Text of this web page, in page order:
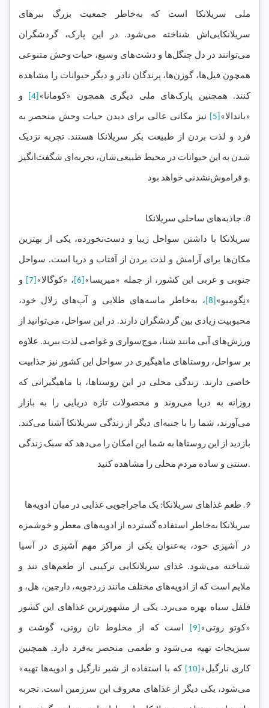
ملی سریلانکا است که به‌خاطر جمعیت بزرگ ببرهای
سریلانکایی‌اش شناخته می‌شود. در این پارک، گردشگران
می‌توانند در دل جنگل‌ها و دشت‌های وسیع، حیات وحش متنوعی
همچون فیل‌ها، گوزن‌ها، پرندگان نادر و دیگر حیوانات را مشاهده
کنند. همچنین پارک‌های ملی دیگری همچون «کومانا» و
«باندالا» نیز مکانی عالی برای دیدن حیات وحش منحصر به
فرد و لذت بردن از طبیعت بکر سریلانکا هستند. تجربه نزدیک
شدن به این حیوانات در محیط طبیعی‌شان، تجربه‌ای شگفت‌انگیز
و فراموش‌نشدنی خواهد بود.
8. جاذبه‌های ساحلی سریلانکا
سریلانکا با داشتن سواحل زیبا و دست‌نخورده، یکی از بهترین
مکان‌ها برای آرامش و لذت بردن از آفتاب و دریا است. سواحل
جنوبی و غربی این کشور، از جمله «میریسا» ، «کوگالا» و
«نِگومبو» ، به‌خاطر ماسه‌های طلایی و آب‌های زلال خود،
محبوبیت زیادی بین گردشگران دارند. در این سواحل، می‌توانید از
ورزش‌های آبی مانند شنا، موج‌سواری و غواصی لذت ببرید. علاوه
بر سواحل، روستاهای ماهیگیری در سواحل این کشور نیز جذابیت
خاصی دارند. زندگی محلی در این روستاها، با ماهیگیرانی که
روزانه به دریا می‌روند و محصولات تازه دریایی را به بازار
می‌آورند، شما را با جنبه‌ای دیگر از زندگی سریلانکا آشنا می‌کند.
بازدید از این روستاها به شما این امکان را می‌دهد که سبک زندگی
سنتی و ساده مردم محلی را مشاهده کنید.
9. طعم غذاهای سریلانکا: یک ماجراجویی غذایی در میان ادویه‌ها
سریلانکا به‌خاطر استفاده گسترده از ادویه‌های معطر و خوشمزه
در آشپزی خود، به‌عنوان یکی از مراکز مهم آشپزی در آسیا
شناخته می‌شود. غذای سریلانکایی ترکیبی از طعم‌های تند و
ملایم است که از ادویه‌های مختلف مانند زردچوبه، دارچین، هل، و
فلفل سیاه بهره می‌برد. یکی از مشهورترین غذاهای این کشور
«کوتو روتی» است که از مخلوط نان روتی، گوشت و
سبزیجات تهیه می‌شود و طعمی منحصر به‌فرد دارد. همچنین
«کاری نارگیل» که با استفاده از شیر نارگیل و ادویه‌ها تهیه
می‌شود، یکی دیگر از غذاهای معروف این سرزمین است. تجربه